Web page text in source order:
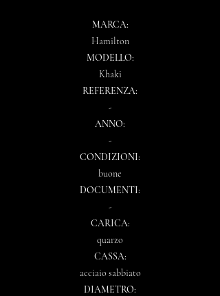
MARCA:
Hamilton
MODELLO:
Khaki
REFERENZA:
-
ANNO:
-
CONDIZIONI:
buone
DOCUMENTI:
-
CARICA:
quarzo
CASSA:
acciaio sabbiato
DIAMETRO: